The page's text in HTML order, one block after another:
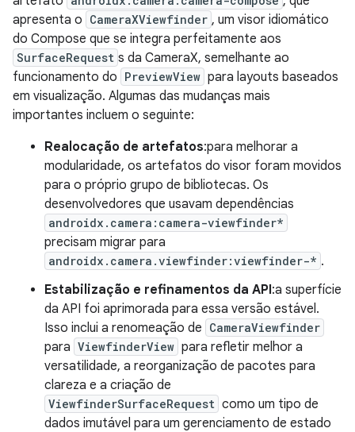
apresenta o CameraXViewfinder , um visor idiomático
do Compose que se integra perfeitamente aos
SurfaceRequest s da CameraX, semelhante ao
funcionamento do PreviewView para layouts baseados
em visualização. Algumas das mudanças mais
importantes incluem o seguinte:
Realocação de artefatos:para melhorar a
modularidade, os artefatos do visor foram movidos
para o próprio grupo de bibliotecas. Os
desenvolvedores que usavam dependências
androidx.camera:camera-viewfinder*
precisam migrar para
androidx.camera.viewfinder:viewfinder-* .
Estabilização e refinamentos da API:a superfície
da API foi aprimorada para essa versão estável.
Isso inclui a renomeação de CameraViewfinder
para ViewfinderView para refletir melhor a
versatilidade, a reorganização de pacotes para
clareza e a criação de
ViewfinderSurfaceRequest como um tipo de
dados imutável para um gerenciamento de estado